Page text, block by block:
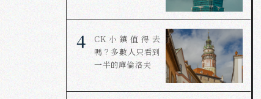
4
CK小鎮值得去
嗎？多數人只看到
一半的庫倫洛夫